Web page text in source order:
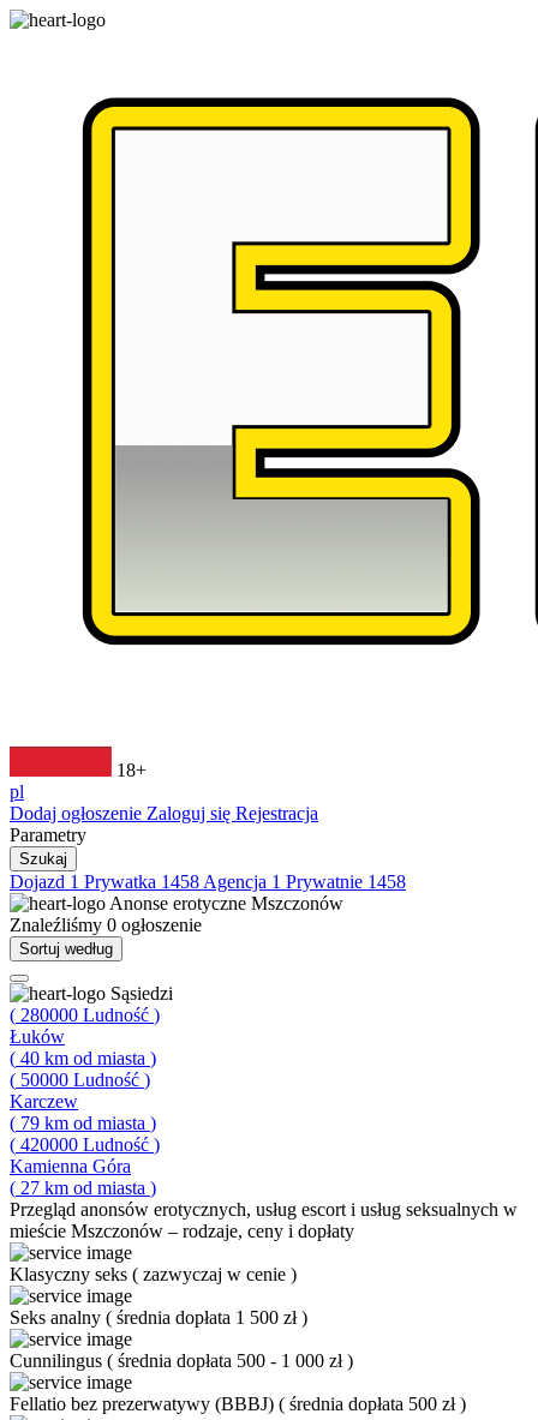
18+
pl
Dodaj ogłoszenie Zaloguj się Rejestracja
Parametry
Szukaj
Dojazd 1 Prywatka 1458 Agencja 1 Prywatnie 1458
Anonse erotyczne Mszczonów
Znaleźliśmy 0 ogłoszenie
Sortuj według
Sąsiedzi
( 280000 Ludność )
Łuków
( 40 km od miasta )
( 50000 Ludność )
Karczew
( 79 km od miasta )
( 420000 Ludność )
Kamienna Góra
( 27 km od miasta )
Przegląd anonsów erotycznych, usług escort i usług seksualnych w
mieście Mszczonów – rodzaje, ceny i dopłaty
Klasyczny seks ( zazwyczaj w cenie )
Seks analny ( średnia dopłata 1 500 zł)
Cunnilingus ( średnia dopłata 500 - 1 000 zł)
Fellatio bez prezerwatywy (BBBJ) ( średnia dopłata 500 zł)